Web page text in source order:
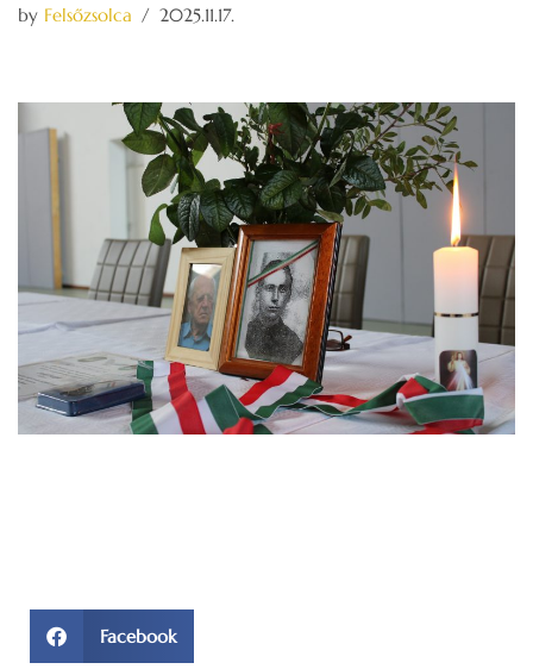
by Felsőzsolca 2025.11.17.
Facebook